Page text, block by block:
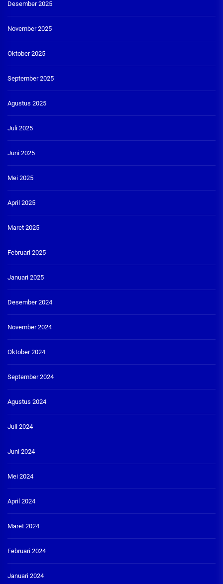
Desember 2025
November 2025
Oktober 2025
September 2025
Agustus 2025
Juli 2025
Juni 2025
Mei 2025
April 2025
Maret 2025
Februari 2025
Januari 2025
Desember 2024
November 2024
Oktober 2024
September 2024
Agustus 2024
Juli 2024
Juni 2024
Mei 2024
April 2024
Maret 2024
Februari 2024
Januari 2024